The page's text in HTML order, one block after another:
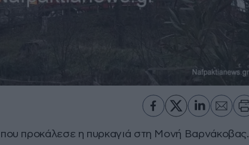
που προκάλεσε η πυρκαγιά στη Μονή Βαρνάκοβας.